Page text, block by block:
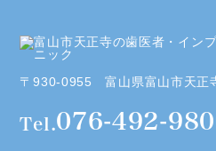
〒930-0955 富山県富山市天正
Tel.076-492-